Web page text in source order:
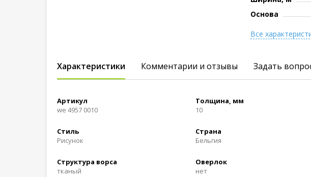
Основа
Все
Характеристики Комментарии и отзывы Задать
Артикул
we 4957 0010
Толщина, мм
10
Стиль
Рисунок
Страна
Бельгия
Структура ворса
тканый
Оверлок
нет